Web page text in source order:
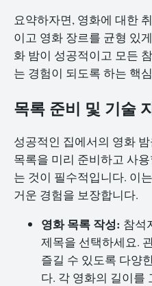
요약하자면, 영화에 대한
이고 영화 장르를 균형 있
화 밤이 성공적이고 모든
는 경험이 되도록 하는 핵
목록 준비 및 기술
성공적인 집에서의 영화
목록을 미리 준비하고 사
는 것이 필수적입니다. 이
거운 경험을 보장합니다.
영화 목록 작성: 참석
제목을 선택하세요.
즐길 수 있도록 다양
다. 각 영화의 길이를